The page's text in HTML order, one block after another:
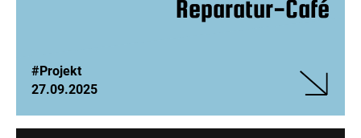
Reparatur-Café
#Projekt
27.09.2025
Reparatur-